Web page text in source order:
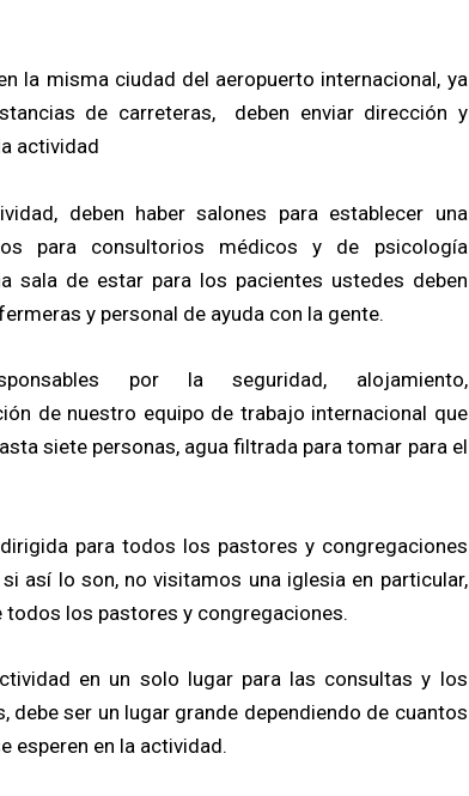
la misma ciudad del aeropuerto internacional, ya
de carreteras, deben enviar dirección y
actividad
deben haber salones para establecer una
para consultorios médicos y de psicología
sala de estar para los pacientes ustedes deben
y personal de ayuda con la gente.
por la seguridad, alojamiento,
de nuestro equipo de trabajo internacional que
siete personas, agua filtrada para tomar para el
para todos los pastores y congregaciones
así lo son, no visitamos una iglesia en particular,
todos los pastores y congregaciones.
en un solo lugar para las consultas y los
debe ser un lugar grande dependiendo de cuantos
esperen en la actividad.